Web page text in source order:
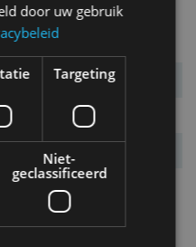
l/100km
g/km
door uw gebruik
Targeting
Niet-
geclassificeerd